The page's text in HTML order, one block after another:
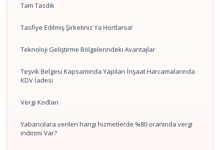
Tam Tasdik
Tasfiye Edilmiş Şirketiniz Ya Hortlarsa!
Teknoloji Geliştirme Bölgelerindeki Avantajlar
Teşvik Belgesi Kapsamında Yapılan İnşaat Harcamalarında
KDV İadesi
Vergi Kodları
Yabancılara verilen hangi hizmetlerde %80 oranında vergi
indirimi Var?